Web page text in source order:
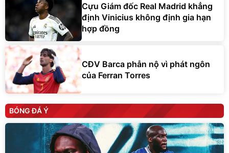
Cựu Giám đốc Real Madrid khẳng
định Vinicius không định gia hạn
hợp đồng
CĐV Barca phẫn nộ vì phát ngôn
của Ferran Torres
BÓNG ĐÁ Ý